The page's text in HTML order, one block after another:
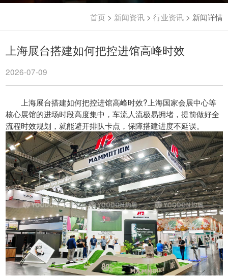
首页 > 新闻资讯> 行业资讯> 新闻详情
上海展台搭建如何把控进馆高峰时效
2026-07-09
上海展台搭建如何把控进馆高峰时效?上海国家会展中心等
核心展馆的进场时段高度集中，车流人流极易拥堵，提前做好全
流程时效规划，就能避开排队卡点，保障搭建进度不延误。